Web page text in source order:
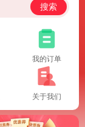
搜索
我的订单
关于我们